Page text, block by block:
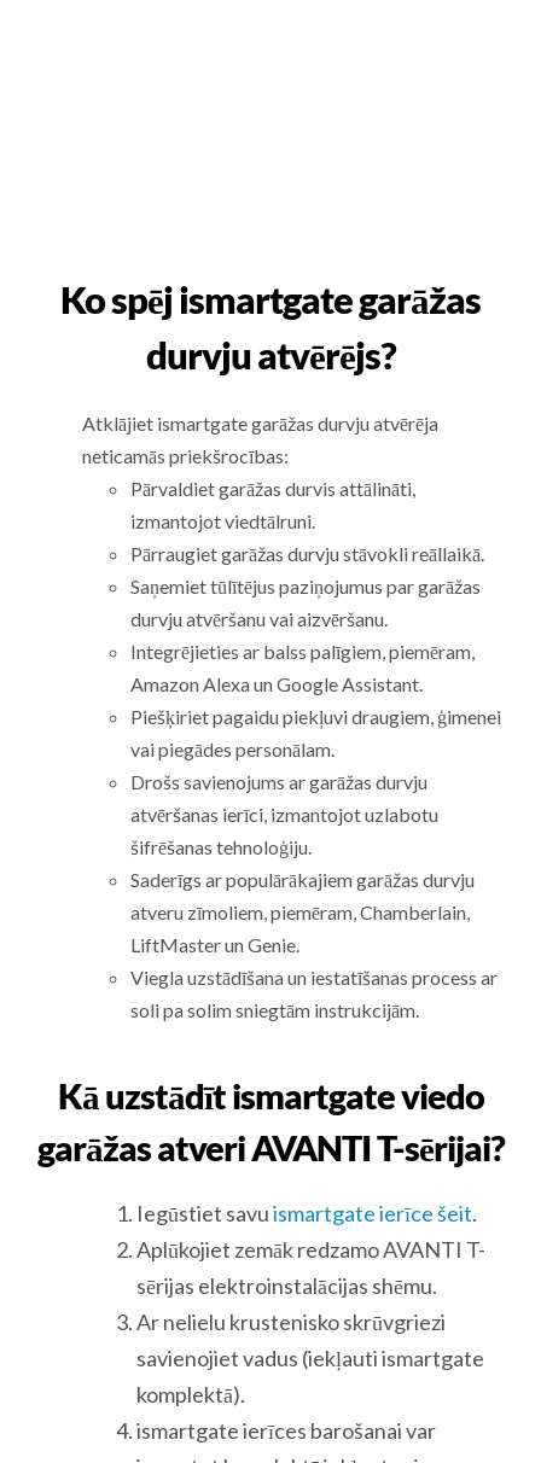
Ko spēj ismartgate garāžas
durvju atvērējs?
Atklājiet ismartgate garāžas durvju atvērēja
neticamās priekšrocības:
Pārvaldiet garāžas durvis attālināti,
izmantojot viedtālruni.
Pārraugiet garāžas durvju stāvokli reāllaikā.
Saņemiet tūlītējus paziņojumus par garāžas
durvju atvēršanu vai aizvēršanu.
Integrējieties ar balss palīgiem, piemēram,
Amazon Alexa un Google Assistant.
Piešķiriet pagaidu piekļuvi draugiem, ģimenei
vai piegādes personālam.
Drošs savienojums ar garāžas durvju
atvēršanas ierīci, izmantojot uzlabotu
šifrēšanas tehnoloģiju.
Saderīgs ar populārākajiem garāžas durvju
atveru zīmoliem, piemēram, Chamberlain,
LiftMaster un Genie.
Viegla uzstādīšana un iestatīšanas process ar
soli pa solim sniegtām instrukcijām.
Kā uzstādīt ismartgate viedo
garāžas atveri AVANTI T-sērijai?
Iegūstiet savuismartgate ierīce šeit.
Aplūkojiet zemāk redzamo AVANTI T-
sērijas elektroinstalācijas shēmu.
Ar nelielu krustenisko skrūvgriezi
savienojiet vadus (iekļauti ismartgate
komplektā).
ismartgate ierīces barošanai var